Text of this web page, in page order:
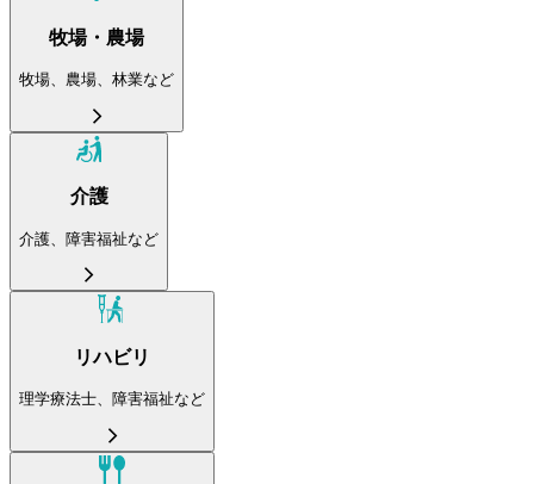
牧場・農場
牧場、農場、林業など
介護
介護、障害福祉など
リハビリ
理学療法士、障害福祉など